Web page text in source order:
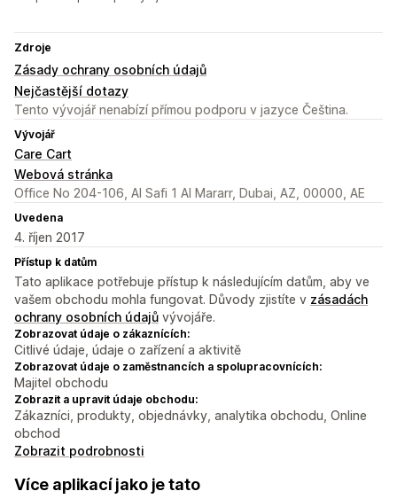
Zdroje
Zásady ochrany osobních údajů
Nejčastější dotazy
Tento vývojář nenabízí přímou podporu v jazyce Čeština.
Vývojář
Care Cart
Webová stránka
Office No 204-106, Al Safi 1 Al Mararr, Dubai, AZ, 00000, AE
Uvedena
4. říjen 2017
Přístup k datům
Tato aplikace potřebuje přístup k následujícím datům, aby ve
vašem obchodu mohla fungovat. Důvody zjistíte v zásadách
ochrany osobních údajů vývojáře.
Zobrazovat údaje o zákaznících:
Citlivé údaje, údaje o zařízení a aktivitě
Zobrazovat údaje o zaměstnancích a spolupracovnících:
Majitel obchodu
Zobrazit a upravit údaje obchodu:
Zákazníci, produkty, objednávky, analytika obchodu, Online
obchod
Zobrazit podrobnosti
Více aplikací jako je tato